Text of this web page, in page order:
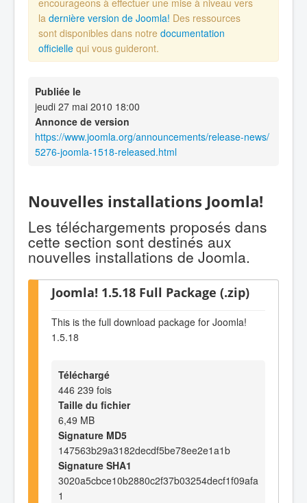
encourageons à effectuer une mise à niveau vers
la dernière version de Joomla! Des ressources
sont disponibles dans notre documentation
officielle qui vous guideront.
Publiée le
jeudi 27 mai 2010 18:00
Annonce de version
https://www.joomla.org/announcements/release-news/
5276-joomla-1518-released.html
Nouvelles installations Joomla!
Les téléchargements proposés dans
cette section sont destinés aux
nouvelles installations de Joomla.
Joomla! 1.5.18 Full Package (.zip)
This is the full download package for Joomla!
1.5.18
Téléchargé
446 239 fois
Taille du fichier
6,49 MB
Signature MD5
147563b29a3182decdf5be78ee2e1a1b
Signature SHA1
3020a5cbce10b2880c2f37b03254decf1f09afa
1